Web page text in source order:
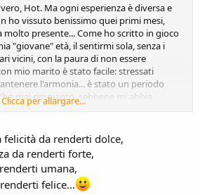
Hot. Ma ogni esperienza è diversa e
ho vissuto benissimo quei primi mesi,
molto presente... Come ho scritto in gioco
"giovane" età, il sentirmi sola, senza i
vicini, con la paura di non essere
mio marito è stato facile: stressati
l'armonia... è stato un periodo
mai rimpianto, sebbene mi abbia
Io credo che ogni momento abbia
"quando diventano grandi sarà tutta
i semi di una famiglia unita si gettino
comunque, anche se chiaramente col
cambierà.
così...
Clicca per allargare...
felicità da renderti dolce,
da renderti forte,
umana,
felice...